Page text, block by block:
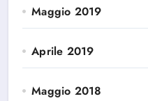
Maggio 2019
Aprile 2019
Maggio 2018